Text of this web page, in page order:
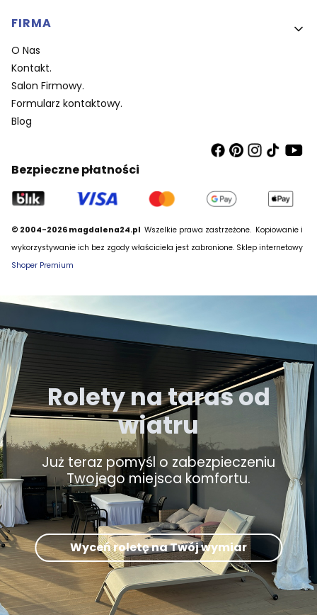
FIRMA
O Nas
Kontakt.
Salon Firmowy.
Formularz kontaktowy.
Blog
Bezpieczne płatności
© 2004-2026 magdalena24.pl Wszelkie prawa zastrzeżone. Kopiowanie i
wykorzystywanie ich bez zgody właściciela jest zabronione. Sklep internetowy
Shoper Premium
Rolety na taras od
wiatru
Już teraz pomyśl o zabezpieczeniu
Twojego miejsca komfortu.
Wyceń roletę na Twój wymiar